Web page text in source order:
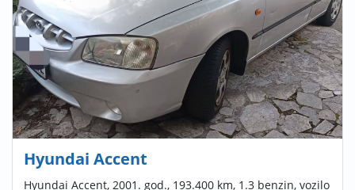
Hyundai Accent
Hyundai Accent, 2001. god., 193.400 km, 1.3 benzin, vozilo